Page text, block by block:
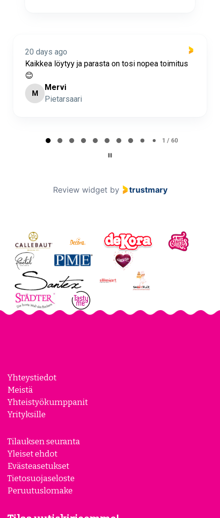
20 days ago
Nopea toimitus ja super asiakaspalvelua 🩷
Minna Lehto
by trustmary
Yhteystiedot
Yhteistyökumppanit
Yrityksille
Tilauksen seuranta
Yleiset ehdot